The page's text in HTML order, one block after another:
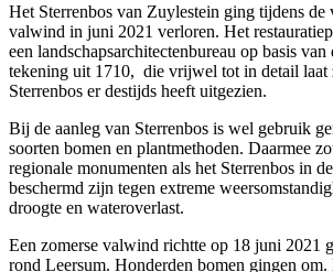
Het Sterrenbos van Zuylestein ging tijdens de
valwind in juni 2021 verloren. Het
een landschapsarchitectenbureau op basis van
tekening uit 1710, die vrijwel tot in detail laat
Sterrenbos er destijds heeft uitgezien.
Bij de aanleg van Sterrenbos is wel gebruik
soorten bomen en plantmethoden. Daarmee
regionale monumenten als het Sterrenbos in
beschermd zijn tegen extreme
droogte en wateroverlast.
Een zomerse valwind richtte op 18 juni 2021
rond Leersum. Honderden bomen gingen om.